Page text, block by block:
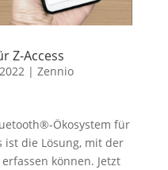
Z-Access
| Zennio
Ökosystem für
ist die Lösung, mit der
können. Jetzt